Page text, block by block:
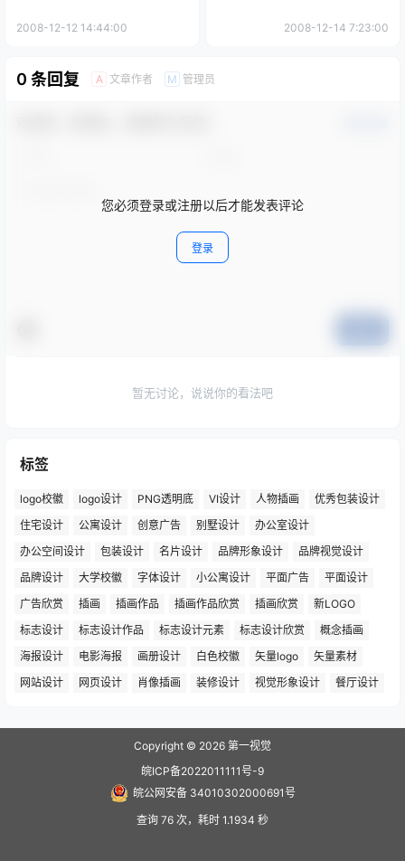
2008-12-12 14:44:00 2008-12-14 7:23:00
0 条回复 A 文章作者 M 管理员
您必须登录或注册以后才能发表评论
登录
暂无讨论，说说你的看法吧
标签
logo校徽 logo设计 PNG透明底 VI设计 人物插画
优秀包装设计
住宅设计
公寓设计 创意广告 别墅设计
办公室设计
办公空间设计
包装设计 名片设计 品牌形象设计
品牌视觉设计
品牌设计
大学校徽 字体设计 小公寓设计 平面广告
平面设计
广告欣赏
插画 插画作品 插画作品欣赏 插画欣赏
新LOGO
标志设计
标志设计作品 标志设计元素 标志设计欣赏
概念插画
海报设计
电影海报 画册设计 白色校徽 矢量logo
矢量素材
网站设计
网页设计 肖像插画 装修设计 视觉形象设计 餐厅设计
Copyright © 2026 第一视觉
皖ICP备2022011111号-9
皖公网安备 34010302000691号
查询 76 次，耗时 1.1934 秒